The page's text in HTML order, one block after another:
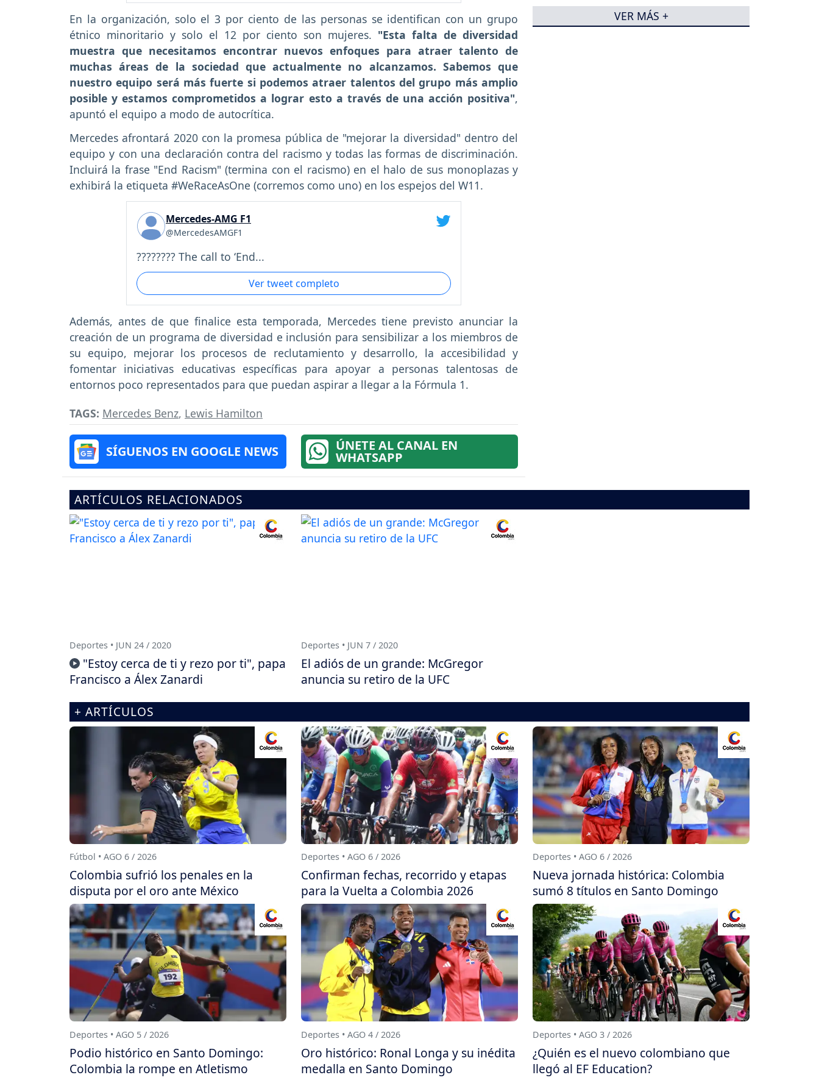
En la organización, solo el 3 por ciento de las personas se identifican con un grupo
étnico minoritario y solo el 12 por ciento son mujeres. "Esta falta de diversidad
muestra que necesitamos encontrar nuevos enfoques para atraer talento de
muchas áreas de la sociedad que actualmente no alcanzamos. Sabemos que
nuestro equipo será más fuerte si podemos atraer talentos del grupo más amplio
posible y estamos comprometidos a lograr esto a través de una acción positiva",
apuntó el equipo a modo de autocrítica.
Mercedes afrontará 2020 con la promesa pública de "mejorar la diversidad" dentro del
equipo y con una declaración contra del racismo y todas las formas de discriminación.
Incluirá la frase "End Racism" (termina con el racismo) en el halo de sus monoplazas y
exhibirá la etiqueta #WeRaceAsOne (corremos como uno) en los espejos del W11.
Mercedes-AMG F1
@MercedesAMGF1
???????? The call to ‘End...
Ver tweet completo
Además, antes de que finalice esta temporada, Mercedes tiene previsto anunciar la
creación de un programa de diversidad e inclusión para sensibilizar a los miembros de
su equipo, mejorar los procesos de reclutamiento y desarrollo, la accesibilidad y
fomentar iniciativas educativas específicas para apoyar a personas talentosas de
entornos poco representados para que puedan aspirar a llegar a la Fórmula 1.
TAGS: Mercedes Benz, Lewis Hamilton
SÍGUENOS EN GOOGLE NEWS ÚNETE AL CANAL EN
WHATSAPP
VER MÁS +
ARTÍCULOS RELACIONADOS
Deportes • JUN 24 / 2020
"Estoy cerca de ti y rezo por ti", papa
Francisco a Álex Zanardi
Deportes • JUN 7 / 2020
El adiós de un grande: McGregor
anuncia su retiro de la UFC
+ ARTÍCULOS
Fútbol • AGO 6 / 2026
Colombia sufrió los penales en la
disputa por el oro ante México
Deportes • AGO 6 / 2026
Confirman fechas, recorrido y etapas
para la Vuelta a Colombia 2026
Deportes • AGO 6 / 2026
Nueva jornada histórica: Colombia
sumó 8 títulos en Santo Domingo
Deportes • AGO 5 / 2026
Podio histórico en Santo Domingo:
Colombia la rompe en Atletismo
Deportes • AGO 4 / 2026
Oro histórico: Ronal Longa y su inédita
medalla en Santo Domingo
Deportes • AGO 3 / 2026
¿Quién es el nuevo colombiano que
llegó al EF Education?